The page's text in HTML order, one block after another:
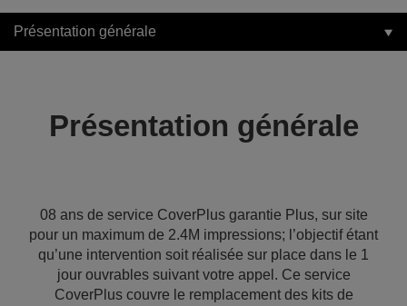
Présentation générale
Présentation générale
08 ans de service CoverPlus garantie Plus, sur site
pour un maximum de 2.4M impressions; l’objectif étant
qu’une intervention soit réalisée sur place dans le 1
jour ouvrables suivant votre appel. Ce service
CoverPlus couvre le remplacement des kits de